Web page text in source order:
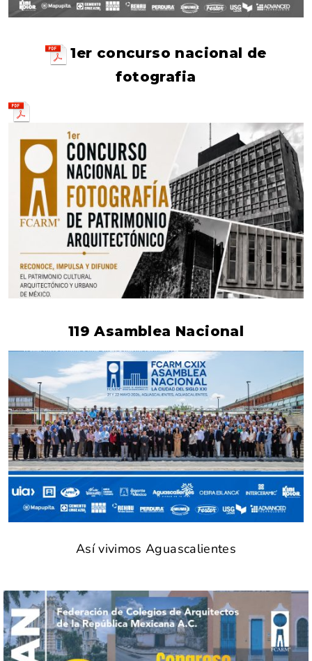
1er concurso nacional de
fotografia
119 Asamblea Nacional
Así vivimos Aguascalientes